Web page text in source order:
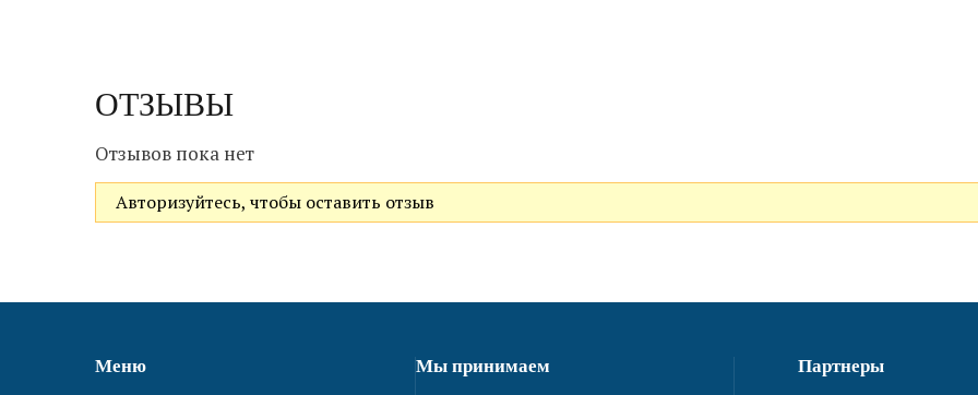
ОТЗЫВЫ
Отзывов пока нет
Авторизуйтесь, чтобы оставить отзыв
Меню Мы принимаем Партнеры